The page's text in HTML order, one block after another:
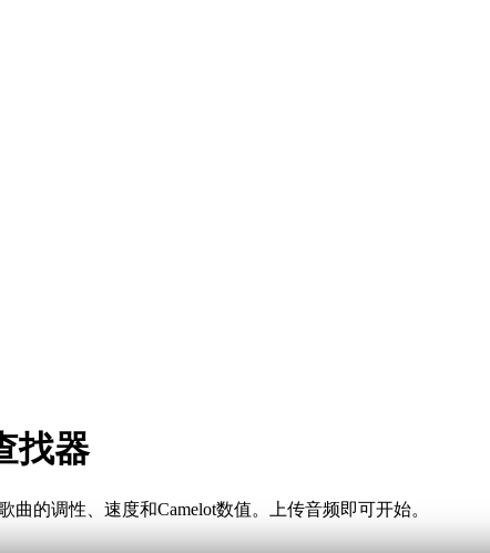
找器
的调性、速度和Camelot数值。上传音频即可开始。